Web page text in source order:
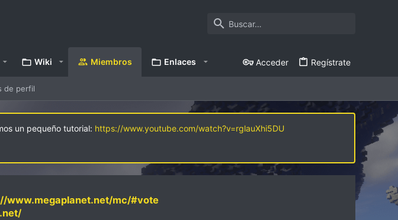
Wiki Miembros Enlaces Acceder Regístrate
de perfil
un pequeño tutorial: https://www.youtube.com/watch?v=rglauXhi5DU
www.megaplanet.net/mc/#vote